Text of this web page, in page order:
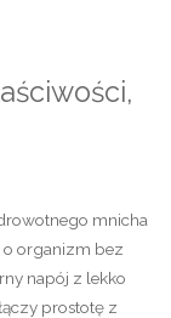
mnicha
o organizm bez
napój z lekko
prostotę z